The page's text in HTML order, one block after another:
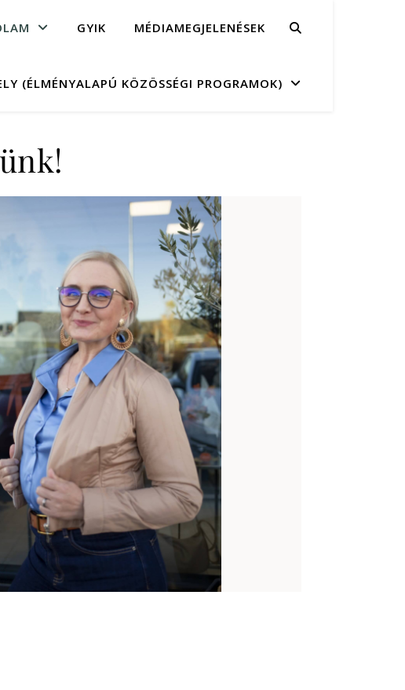
GYIK MÉDIAMEGJELENÉSEK
(ÉLMÉNYALAPÚ KÖZÖSSÉGI PROGRAMOK)